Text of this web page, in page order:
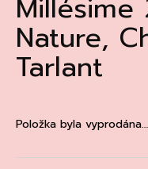
Nature,
Tarlant
Položka byla vyprodána…
a
j
í
t